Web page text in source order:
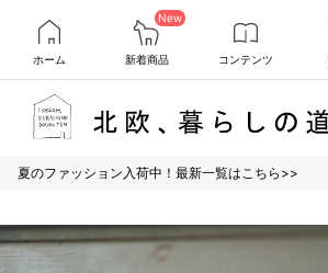
ホーム
New
新着商品 コンテンツ
夏のファッション入荷中！最新一覧はこちら>>